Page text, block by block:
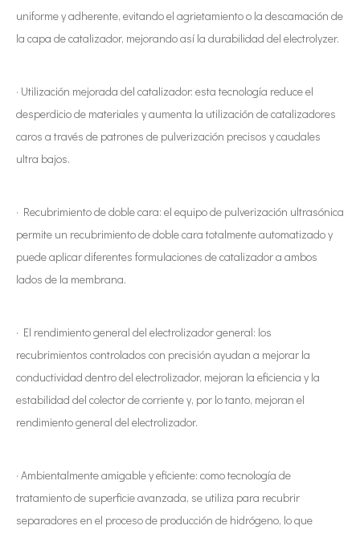
uniforme y adherente, evitando el agrietamiento o la descamación de
la capa de catalizador, mejorando así la durabilidad del electrolyzer.
· Utilización mejorada del catalizador: esta tecnología reduce el
desperdicio de materiales y aumenta la utilización de catalizadores
caros a través de patrones de pulverización precisos y caudales
ultra bajos.
· Recubrimiento de doble cara: el equipo de pulverización ultrasónica
permite un recubrimiento de doble cara totalmente automatizado y
puede aplicar diferentes formulaciones de catalizador a ambos
lados de la membrana.
· El rendimiento general del electrolizador general: los
recubrimientos controlados con precisión ayudan a mejorar la
conductividad dentro del electrolizador, mejoran la eficiencia y la
estabilidad del colector de corriente y, por lo tanto, mejoran el
rendimiento general del electrolizador.
· Ambientalmente amigable y eficiente: como tecnología de
tratamiento de superficie avanzada, se utiliza para recubrir
separadores en el proceso de producción de hidrógeno, lo que